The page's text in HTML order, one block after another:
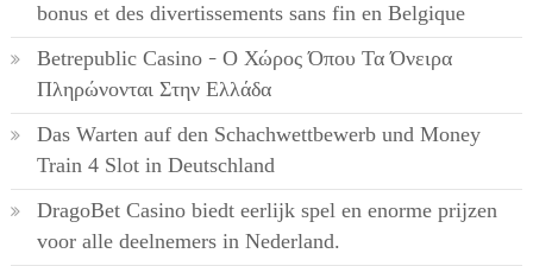
bonus et des divertissements sans fin en Belgique
Betrepublic Casino – Ο Χώρος Όπου Τα Όνειρα
Πληρώνονται Στην Ελλάδα
Das Warten auf den Schachwettbewerb und Money
Train 4 Slot in Deutschland
DragoBet Casino biedt eerlijk spel en enorme prijzen
voor alle deelnemers in Nederland.